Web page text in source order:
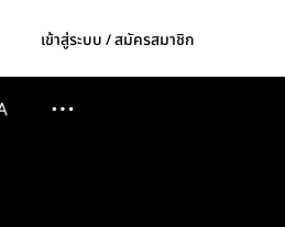
เข้าสู่ระบบ / สมัครสมาชิก